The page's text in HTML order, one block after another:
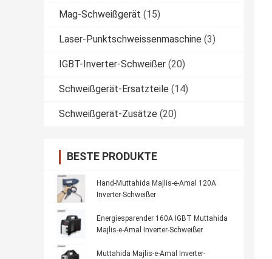
Mag-Schweißgerät (15)
Laser-Punktschweissenmaschine (3)
IGBT-Inverter-Schweißer (20)
Schweißgerät-Ersatzteile (14)
Schweißgerät-Zusätze (20)
BESTE PRODUKTE
Hand-Muttahida Majlis-e-Amal 120A
Inverter-Schweißer
Energiesparender 160A IGBT Muttahida
Majlis-e-Amal Inverter-Schweißer
Muttahida Majlis-e-Amal Inverter-